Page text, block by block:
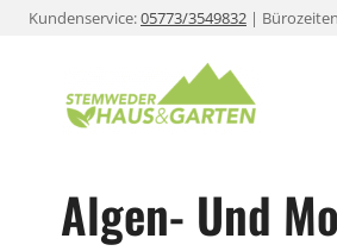
ZumKundenservice:05773/3549832 |
Algen- Und